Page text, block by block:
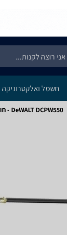
חשמל ואלקטרוניקה
DeWALT DCPW550 - חוות דעת מוצר